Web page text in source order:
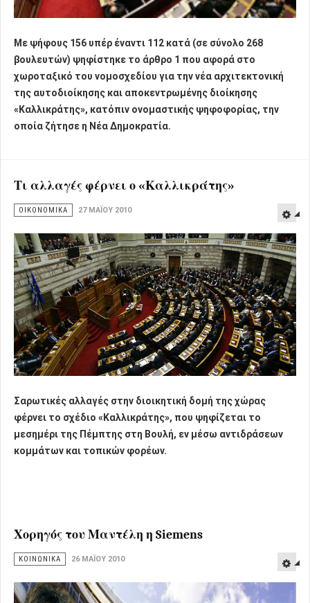
Με ψήφους 156 υπέρ έναντι 112 κατά (σε σύνολο 268
βουλευτών) ψηφίστηκε το άρθρο 1 που αφορά στο
χωροταξικό του νομοσχεδίου για την νέα αρχιτεκτονική
της αυτοδιοίκησης και αποκεντρωμένης διοίκησης
«Καλλικράτης», κατόπιν ονομαστικής ψηφοφορίας, την
οποία ζήτησε η Νέα Δημοκρατία.
Τι αλλαγές φέρνει ο «Καλλικράτης»
ΟΙΚΟΝΟΜΙΚΑ 27 ΜΑΪ́ΟΥ 2010
Σαρωτικές αλλαγές στην διοικητική δομή της χώρας
φέρνει το σχέδιο «Καλλικράτης», που ψηφίζεται το
μεσημέρι της Πέμπτης στη Βουλή, εν μέσω αντιδράσεων
κομμάτων και τοπικών φορέων.
Χορηγός του Μαντέλη η Siemens
ΚΟΙΝΩΝΙΚΑ 26 ΜΑΪ́ΟΥ 2010